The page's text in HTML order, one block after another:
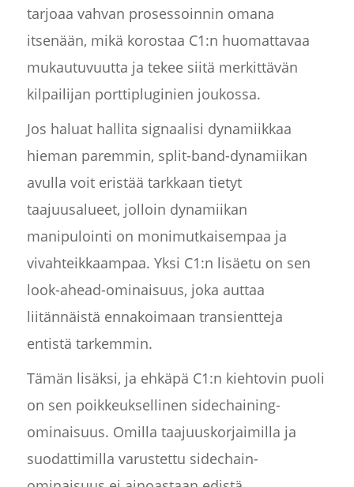
tarjoaa vahvan prosessoinnin omana
itsenään, mikä korostaa C1:n huomattavaa
mukautuvuutta ja tekee siitä merkittävän
kilpailijan porttipluginien joukossa.
Jos haluat hallita signaalisi dynamiikkaa
hieman paremmin, split-band-dynamiikan
avulla voit eristää tarkkaan tietyt
taajuusalueet, jolloin dynamiikan
manipulointi on monimutkaisempaa ja
vivahteikkaampaa. Yksi C1:n lisäetu on sen
look-ahead-ominaisuus, joka auttaa
liitännäistä ennakoimaan transientteja
entistä tarkemmin.
Tämän lisäksi, ja ehkäpä C1:n kiehtovin puoli
on sen poikkeuksellinen sidechaining-
ominaisuus. Omilla taajuuskorjaimilla ja
suodattimilla varustettu sidechain-